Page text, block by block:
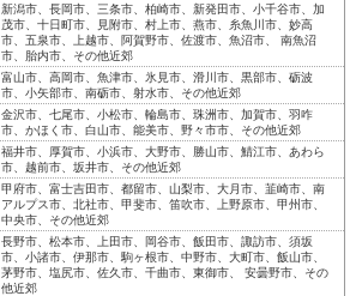
新潟市、長岡市、三条市、柏崎市、新発田市、小千谷市、加
茂市、十日町市、見附市、村上市、燕市、糸魚川市、妙高
市、五泉市、上越市、阿賀野市、佐渡市、魚沼市、 南魚沼
市、胎内市、その他近郊
富山市、高岡市、魚津市、氷見市、滑川市、黒部市、砺波
市、小矢部市、南砺市、射水市、その他近郊
金沢市、七尾市、小松市、輪島市、珠洲市、加賀市、羽咋
市、かほく市、白山市、能美市、野々市市、その他近郊
福井市、厚賀市、小浜市、大野市、勝山市、鯖江市、あわら
市、越前市、坂井市、その他近郊
甲府市、富士吉田市、都留市、山梨市、大月市、韮崎市、南
アルプス市、北社市、甲斐市、笛吹市、上野原市、甲州市、
中央市、その他近郊
長野市、松本市、上田市、岡谷市、飯田市、諏訪市、須坂
市、小諸市、伊那市、駒ヶ根市、中野市、大町市、飯山市、
茅野市、塩尻市、佐久市、千曲市、東御市、 安曇野市、その
他近郊